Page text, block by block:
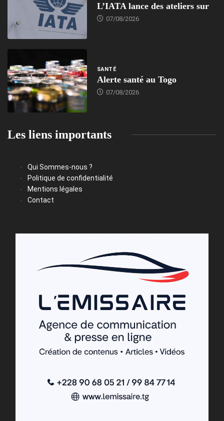
L’IATA lance des ateliers sur
07/08/2026
SANTÉ
Alerte santé au Togo
07/08/2026
Les liens importants
Qui Sommes-nous ?
Politique de confidentialité
Mentions légales
Contact